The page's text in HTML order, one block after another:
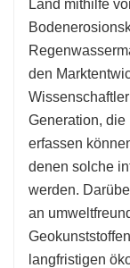
Land mithilfe
den
Generation, die
erfassen
denen solche
werden.
an
langfristigen